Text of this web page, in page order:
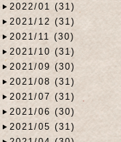
2022/01 (31)
2021/12 (31)
2021/11 (30)
2021/10 (31)
2021/09 (30)
2021/08 (31)
2021/07 (31)
2021/06 (30)
2021/05 (31)